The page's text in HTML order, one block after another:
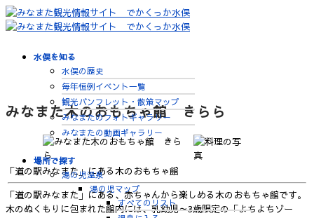
水俣を知る
水俣の歴史
毎年恒例イベント一覧
観光パンフレット・散策マップ
みなまたのフォトギャラリー
みなまたの動画ギャラリー
場所で探す
湯の児温泉
湯の児マップ
すべてのリスト
みなまた木のおもちゃ館 きらら
「道の駅みなまた」にある木のおもちゃ館
「道の駅みなまた」にある、赤ちゃんから楽しめる木のおもちゃ館です。
木のぬくもりに包まれた館内には、乳幼児～3歳限定の「よちよちゾー